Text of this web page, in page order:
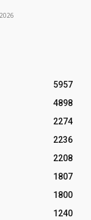
5957
4898
2274
2236
2208
1807
1800
1240